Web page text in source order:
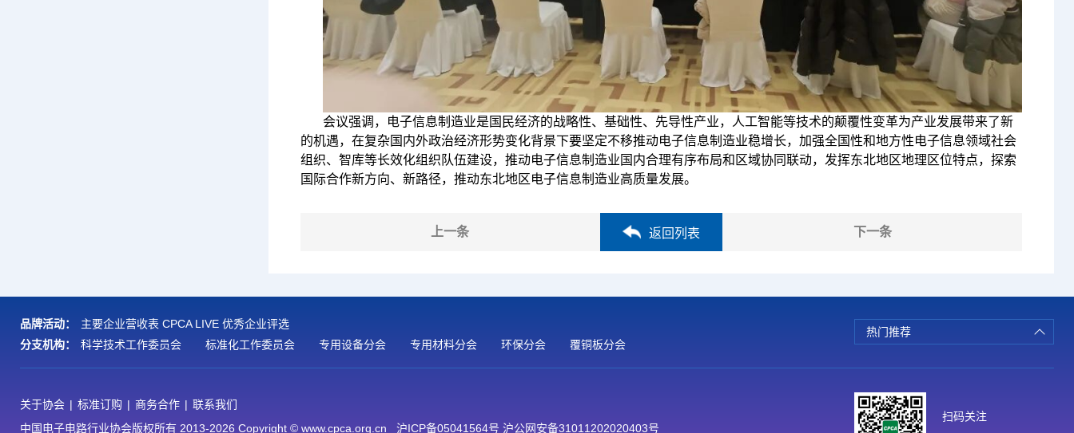
会议强调，电子信息制造业是国民经济的战略性、基础性、先导性产业，人工智能等技术的颠覆性变革为产业发展带来了新
的机遇，在复杂国内外政治经济形势变化背景下要坚定不移推动电子信息制造业稳增长，加强全国性和地方性电子信息领域社会
组织、智库等长效化组织队伍建设，推动电子信息制造业国内合理有序布局和区域协同联动，发挥东北地区地理区位特点，探索
国际合作新方向、新路径，推动东北地区电子信息制造业高质量发展。
上一条 返回列表 下一条
品牌活动： 主要企业营收表 CPCA LIVE 优秀企业评选
分支机构：
科学技术工作委员会 标准化工作委员会 专用设备分会 专用材料分会 环保分会 覆铜板分会
热门推荐
关于协会 | 标准订购 | 商务合作 | 联系我们
中国电子电路行业协会版权所有 2013-2026 Copyright © www.cpca.org.cn 沪ICP备05041564号 沪公网安备31011202020403号
扫码关注